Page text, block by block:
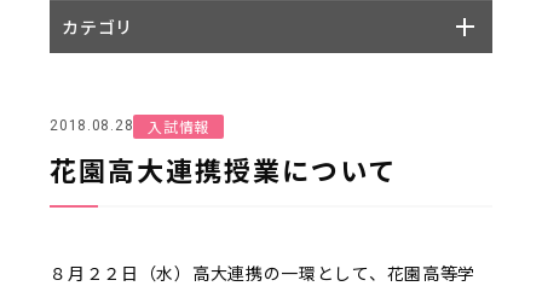
2018.08.28 入試情報
花園高大連携授業について
８月２２日（水）高大連携の一環として、花園高等学
カテゴリ